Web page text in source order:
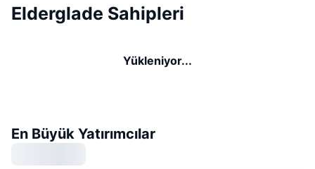
Elderglade Sahipleri
Yükleniyor...
En Büyük Yatırımcılar